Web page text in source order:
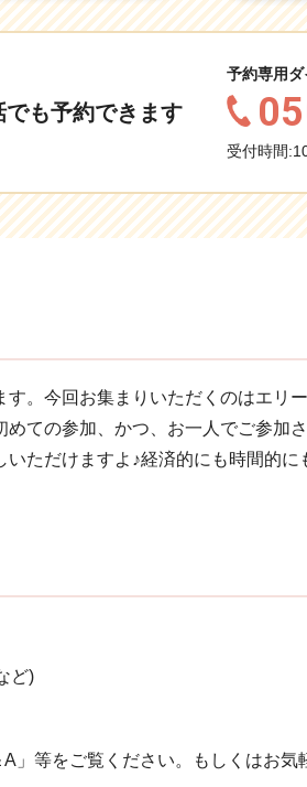
でも予約できます
予約専用
受付時間
。今回お集まりいただくのはエ
ての参加、かつ、お一人でご参加
ただけますよ♪経済的にも時間的
ど)
」等をご覧ください。もしくはお気